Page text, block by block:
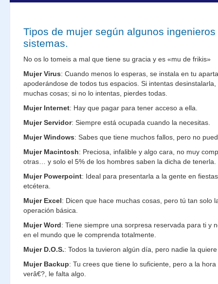
Tipos de mujer según algunos ingenieros
sistemas.
No os lo tomeis a mal que tiene su gracia y es «mu de frikis»
Mujer Virus: Cuando menos lo esperas, se instala en tu
apoderándose de todos tus espacios. Si intentas
muchas cosas; si no lo intentas, pierdes todas.
Mujer Internet: Hay que pagar para tener acceso a ella.
Mujer Servidor: Siempre está ocupada cuando la necesitas.
Mujer Windows: Sabes que tiene muchos fallos, pero no
Mujer Macintosh: Preciosa, infalible y algo cara, no muy
otras… y solo el 5% de los hombres saben la dicha de tenerla.
Mujer Powerpoint: Ideal para presentarla a la gente en
etcétera.
Mujer Excel: Dicen que hace muchas cosas, pero tú tan solo
operación básica.
Mujer Word: Tiene siempre una sorpresa reservada para ti y
en el mundo que le comprenda totalmente.
Mujer D.O.S.: Todos la tuvieron algún día, pero nadie la
Mujer Backup: Tu crees que tiene lo suficiente, pero a la hora
verâ€?, le falta algo.